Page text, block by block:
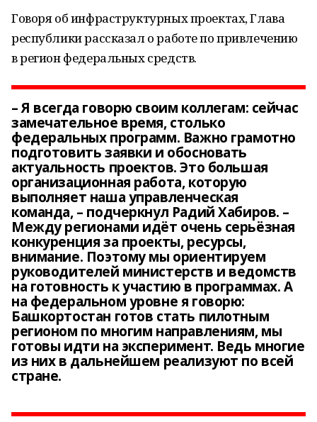
Говоря об инфраструктурных проектах, Глава
республики рассказал о работе по привлечению
в регион федеральных средств.
– Я всегда говорю своим коллегам: сейчас
замечательное время, столько
федеральных программ. Важно грамотно
подготовить заявки и обосновать
актуальность проектов. Это большая
организационная работа, которую
выполняет наша управленческая
команда, – подчеркнул Радий Хабиров. –
Между регионами идёт очень серьёзная
конкуренция за проекты, ресурсы,
внимание. Поэтому мы ориентируем
руководителей министерств и ведомств
на готовность к участию в программах. А
на федеральном уровне я говорю:
Башкортостан готов стать пилотным
регионом по многим направлениям, мы
готовы идти на эксперимент. Ведь многие
из них в дальнейшем реализуют по всей
стране.